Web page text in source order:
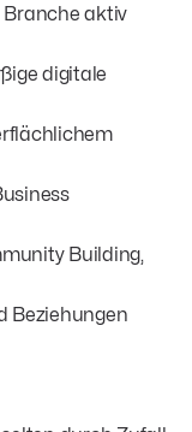
Branche aktiv
digitale
Building,
Beziehungen